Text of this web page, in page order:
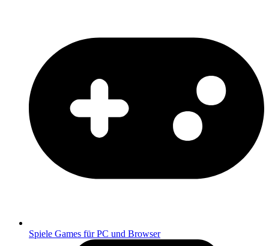
Spiele Games für PC und Browser